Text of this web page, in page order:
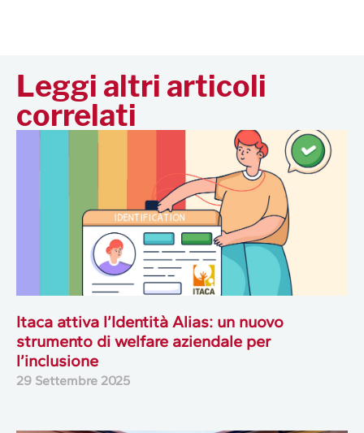
Leggi altri articoli
correlati
Itaca attiva l’Identità Alias: un nuovo
strumento di welfare aziendale per
l’inclusione
29 Settembre 2025